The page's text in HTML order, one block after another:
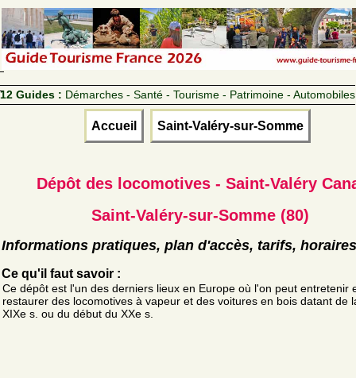
12 Guides : Démarches - Santé - Tourisme - Patrimoine - Automobiles
Accueil Saint-Valéry-sur-Somme
Dépôt des locomotives - Saint-Valéry
Saint-Valéry-sur-Somme (80)
Informations pratiques, plan d'accès, tarifs, horaires
Ce qu'il faut savoir :
Ce dépôt est l'un des derniers lieux en Europe où l'on peut entretenir
restaurer des locomotives à vapeur et des voitures en bois datant de
XIXe s. ou du début du XXe s.